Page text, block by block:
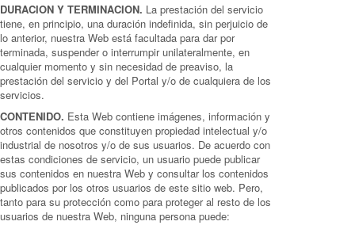
DURACION Y TERMINACION. La prestación del servicio
tiene, en principio, una duración indefinida, sin perjuicio de
lo anterior, nuestra Web está facultada para dar por
terminada, suspender o interrumpir unilateralmente, en
cualquier momento y sin necesidad de preaviso, la
prestación del servicio y del Portal y/o de cualquiera de los
servicios.
CONTENIDO. Esta Web contiene imágenes, información y
otros contenidos que constituyen propiedad intelectual y/o
industrial de nosotros y/o de sus usuarios. De acuerdo con
estas condiciones de servicio, un usuario puede publicar
sus contenidos en nuestra Web y consultar los contenidos
publicados por los otros usuarios de este sitio web. Pero,
tanto para su protección como para proteger al resto de los
usuarios de nuestra Web, ninguna persona puede: